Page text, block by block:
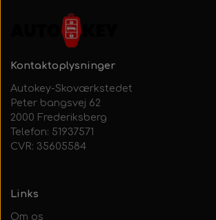
Kontaktoplysninger
Autokey-Skoværkstedet
Peter bangsvej 62
2000 Frederiksberg
Telefon: 51937571
CVR: 35605584
Links
Om os